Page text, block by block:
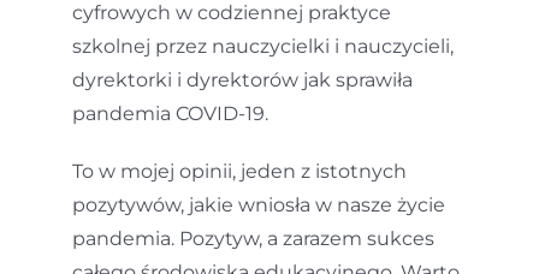
cyfrowych w codziennej praktyce
szkolnej przez nauczycielki i nauczycieli,
dyrektorki i dyrektorów jak sprawiła
pandemia COVID-19.
To w mojej opinii, jeden z istotnych
pozytywów, jakie wniosła w nasze życie
pandemia. Pozytyw, a zarazem sukces